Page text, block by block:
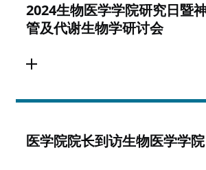
2024生物医学学院研究日暨
管及代谢生物学研讨会
医学院院长到访生物医学学院